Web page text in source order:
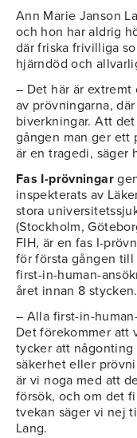
Ann Marie Janson
och hon har aldrig
där friska frivilliga
hjärndöd och
– Det här är
av prövningarna,
biverkningar. Att
gången man ger ett
är en tragedi, säger
Fas I-prövningar
inspekterats av
stora
(Stockholm,
FIH, är en fas I-
för första gången till
first-in-human-
året innan 8 stycken.
– Alla first-in-
Det förekommer att
tycker att någonting
säkerhet eller
är vi noga med att
försök, och om det
tvekan säger vi nej
Lang.